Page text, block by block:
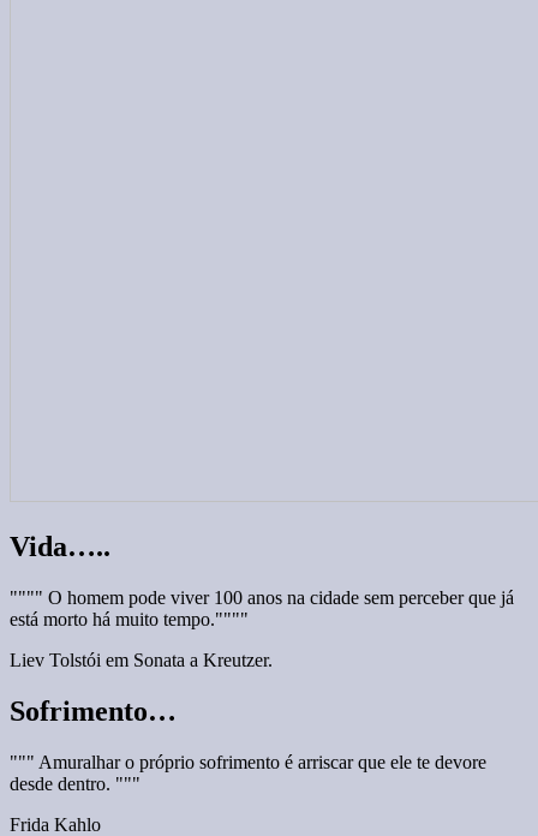
Vida…..
"""" O homem pode viver 100 anos na cidade sem perceber que já
está morto há muito tempo.""""
Liev Tolstói em Sonata a Kreutzer.
Sofrimento…
""" Amuralhar o próprio sofrimento é arriscar que ele te devore
desde dentro. """
Frida Kahlo